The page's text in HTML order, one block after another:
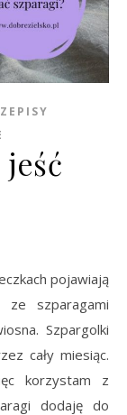
pojawiają
szparagami
Szpargolki
cały miesiąc.
korzystam z
dodaję do